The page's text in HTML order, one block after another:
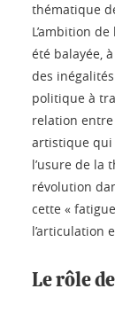
thématique
L’ambition
été balayée,
des
politique à
relation
artistique qui
l’usure de la
révolution
cette «
l’articulation
Le rôle